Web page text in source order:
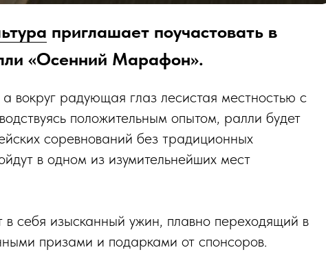
приглашает поучастовать в
«Осенний Марафон».
вокруг радующая глаз лесистая местностью с
положительным опытом, ралли будет
соревнований без традиционных
в одном из изумительнейших мест
себя изысканный ужин, плавно переходящий в
призами и подарками от спонсоров.